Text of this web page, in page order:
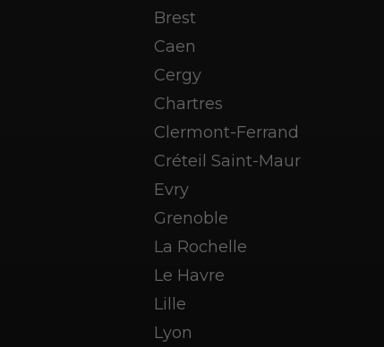
Brest
Caen
Cergy
Chartres
Clermont-Ferrand
Créteil Saint-Maur
Evry
Grenoble
La Rochelle
Le Havre
Lille
Lyon